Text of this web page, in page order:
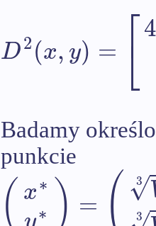
D2(x,y) = ⎡
⎣4
Badamy
punkcie
( x∗
∗ ) = ( √
3
3